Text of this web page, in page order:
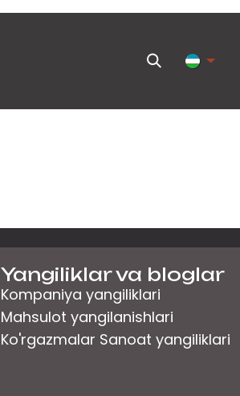
Uchrashuv
Yangiliklar va bloglar
Kompaniya yangiliklari
Mahsulot yangilanishlari
Ko'rgazmalar Sanoat yangiliklari